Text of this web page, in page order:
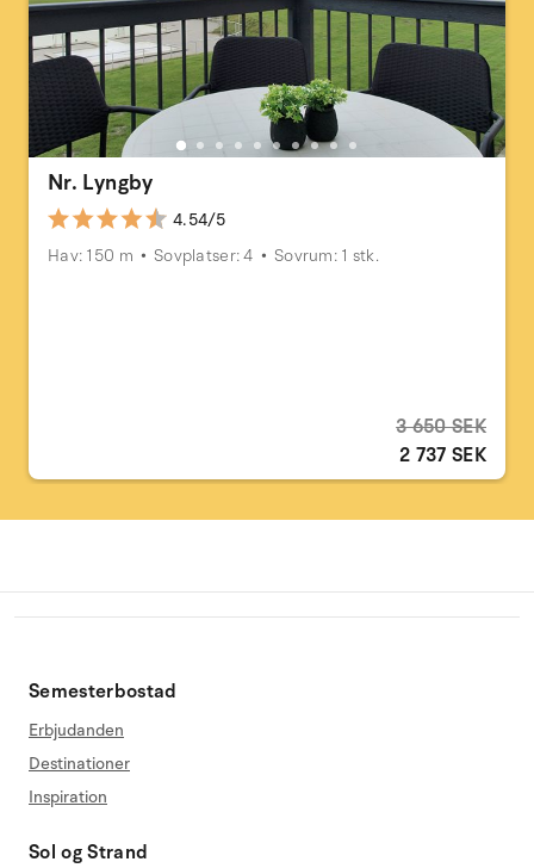
Nr. Lyngby
4.54/5
Hav: 150 m
Sovplatser: 4 Sovrum: 1 stk.
3 650 SEK
2 737 SEK
Semesterbostad
Erbjudanden
Destinationer
Inspiration
Sol og Strand